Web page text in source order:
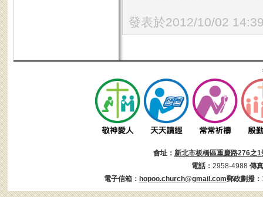
發表於2012/10/02
會址： 新北市板橋區重慶路276之1
電話： 2958-4988 傳
電子信箱： hopoo.church@gmail.com郵政劃撥：